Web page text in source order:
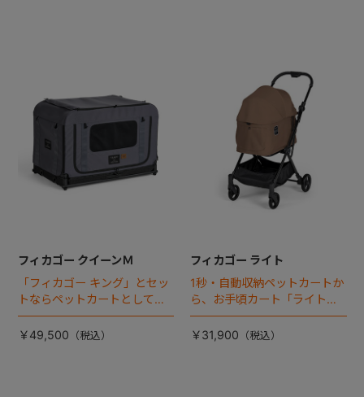
フィカゴー クイーンＭ
「フィカゴー キング」とセッ
トならペットカートとしても
使える、耐荷重50㎏の大型犬
向けケージが登場！
￥49,500
フィカゴー ライト
1秒・自動収納ペットカートか
ら、お手頃カート「ライト」
が登場！
￥31,900